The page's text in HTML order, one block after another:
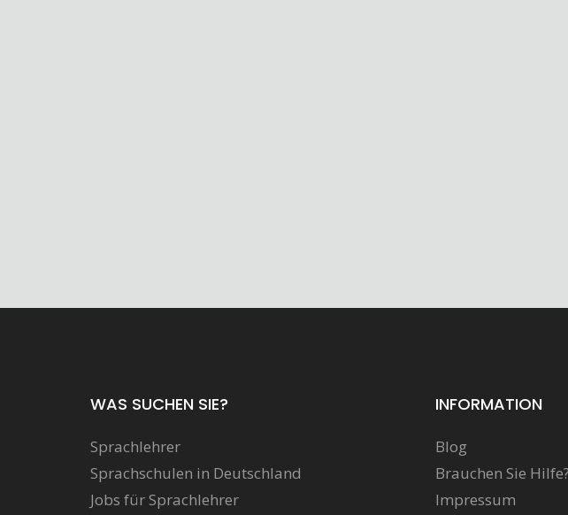
WAS SUCHEN SIE?
Sprachlehrer
Sprachschulen in Deutschland
Jobs für Sprachlehrer
INFORMATION
Blog
Brauchen Sie Hilfe?
Impressum